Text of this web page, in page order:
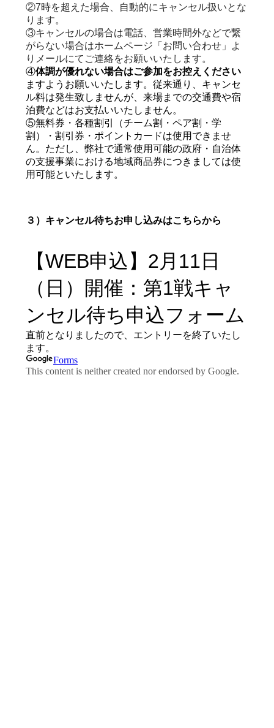
②7時を超えた場合、自動的にキャンセル扱いとな
ります。
③キャンセルの場合は電話、営業時間外などで繋
がらない場合はホームページ「お問い合わせ」よ
りメールにてご連絡をお願いいたします。
④体調が優れない場合はご参加をお控えください
ますようお願いいたします。 従来通り、キャンセ
ル料は発生致しませんが、来場までの交通費や宿
泊費などはお支払いいたしません。
⑤無料券・各種割引（チーム割・ペア割・学
割）・割引券・ポイントカードは使用できませ
ん。ただし、弊社で通常使用可能の政府・自治体
の支援事業における地域商品券につきましては使
用可能といたします。
３）キャンセル待ちお申し込みはこちらから